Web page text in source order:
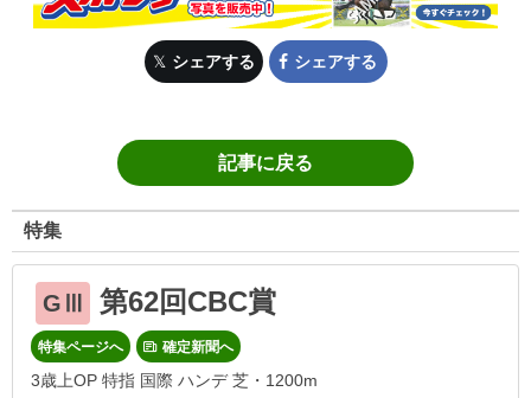
シェアする シェアする
記事に戻る
特集
GⅢ 第62回CBC賞
特集ページへ 確定新聞へ
3歳上OP 特指 国際 ハンデ 芝・1200m